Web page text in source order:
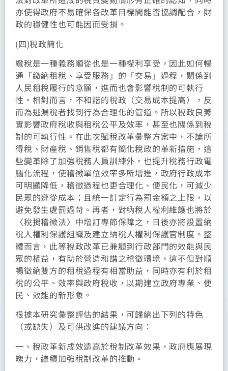
亦使得政府不易確保各改革目標間能否協調配合，財
政的穩健性也可能因而受損。
(四)稅政簡化
繳稅是一種義務順從也是一種權利享受，因此如何暢
通「繳納租稅、享受服務」的「交易」過程，關係到
人民租稅履行的意願，進而也會影響稅制的可執行
性。相對而言，不和諧的稅政（交易成本提高），反
而為逃漏稅者找到行為合理化的管道。所以稅政良莠
實影響政府稅收與租稅公平及效率，甚至也關係到稅
制的可執行性。在此次賦稅改革彙整方案中，不論所
得稅、財產稅、銷售稅都有簡化稅政的革新措施，這
些變革除了加強稅務人員訓練外，也提升稅務行政電
腦化流程，使稽徵單位效率多所增進，政府行政成本
可明顯降低，稽徵過程也更合理化、便民化，可減少
民眾的遵從成本；且統一訂定行為罰金額之上限，以
避免發生處罰過苛。再者，對納稅人權利維護也將於
〈稅捐稽徵法〉中增訂專節保障之，日後亦將設置納
稅人權利保護組織及建立納稅人權利保護官制度。整
體而言，此等稅政改革已兼顧到行政部門的效能與民
眾的權益，有助於營造和諧之稽徵環境，這不但對順
暢徵納雙方的租稅過程有相當助益，同時亦有利於租
稅的公平、效率與政府稅收，以期建立政府專業、便
民、效能的新形象。
根據本研究彙整評估的結果，可歸納出下列的特色
（或缺失）及可供改進的建議方向：
一、稅政革新成效遠高於稅制改革效果，政府應展現
魄力，繼續加強稅制改革的推動。